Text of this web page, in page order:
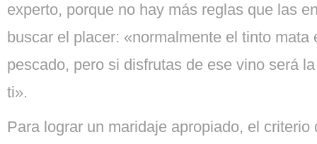
experto, porque no hay más reglas que las
buscar el placer: «normalmente el tinto mata
pescado, pero si disfrutas de ese vino será
ti».
Para lograr un maridaje apropiado, el criterio